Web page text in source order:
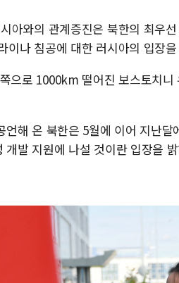
아와의 관계증진은 북한의 최우
이나 침공에 대한 러시아의 입장
으로 1000km 떨어진 보스토치
언해 온 북한은 5월에 이어 지난
개발 지원에 나설 것이란 입장을